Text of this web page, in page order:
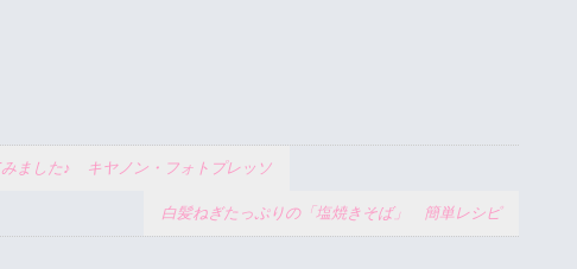
ました♪ キヤノン・フォトプレッソ
白髪ねぎたっぷりの「塩焼きそば」 簡単レシピ